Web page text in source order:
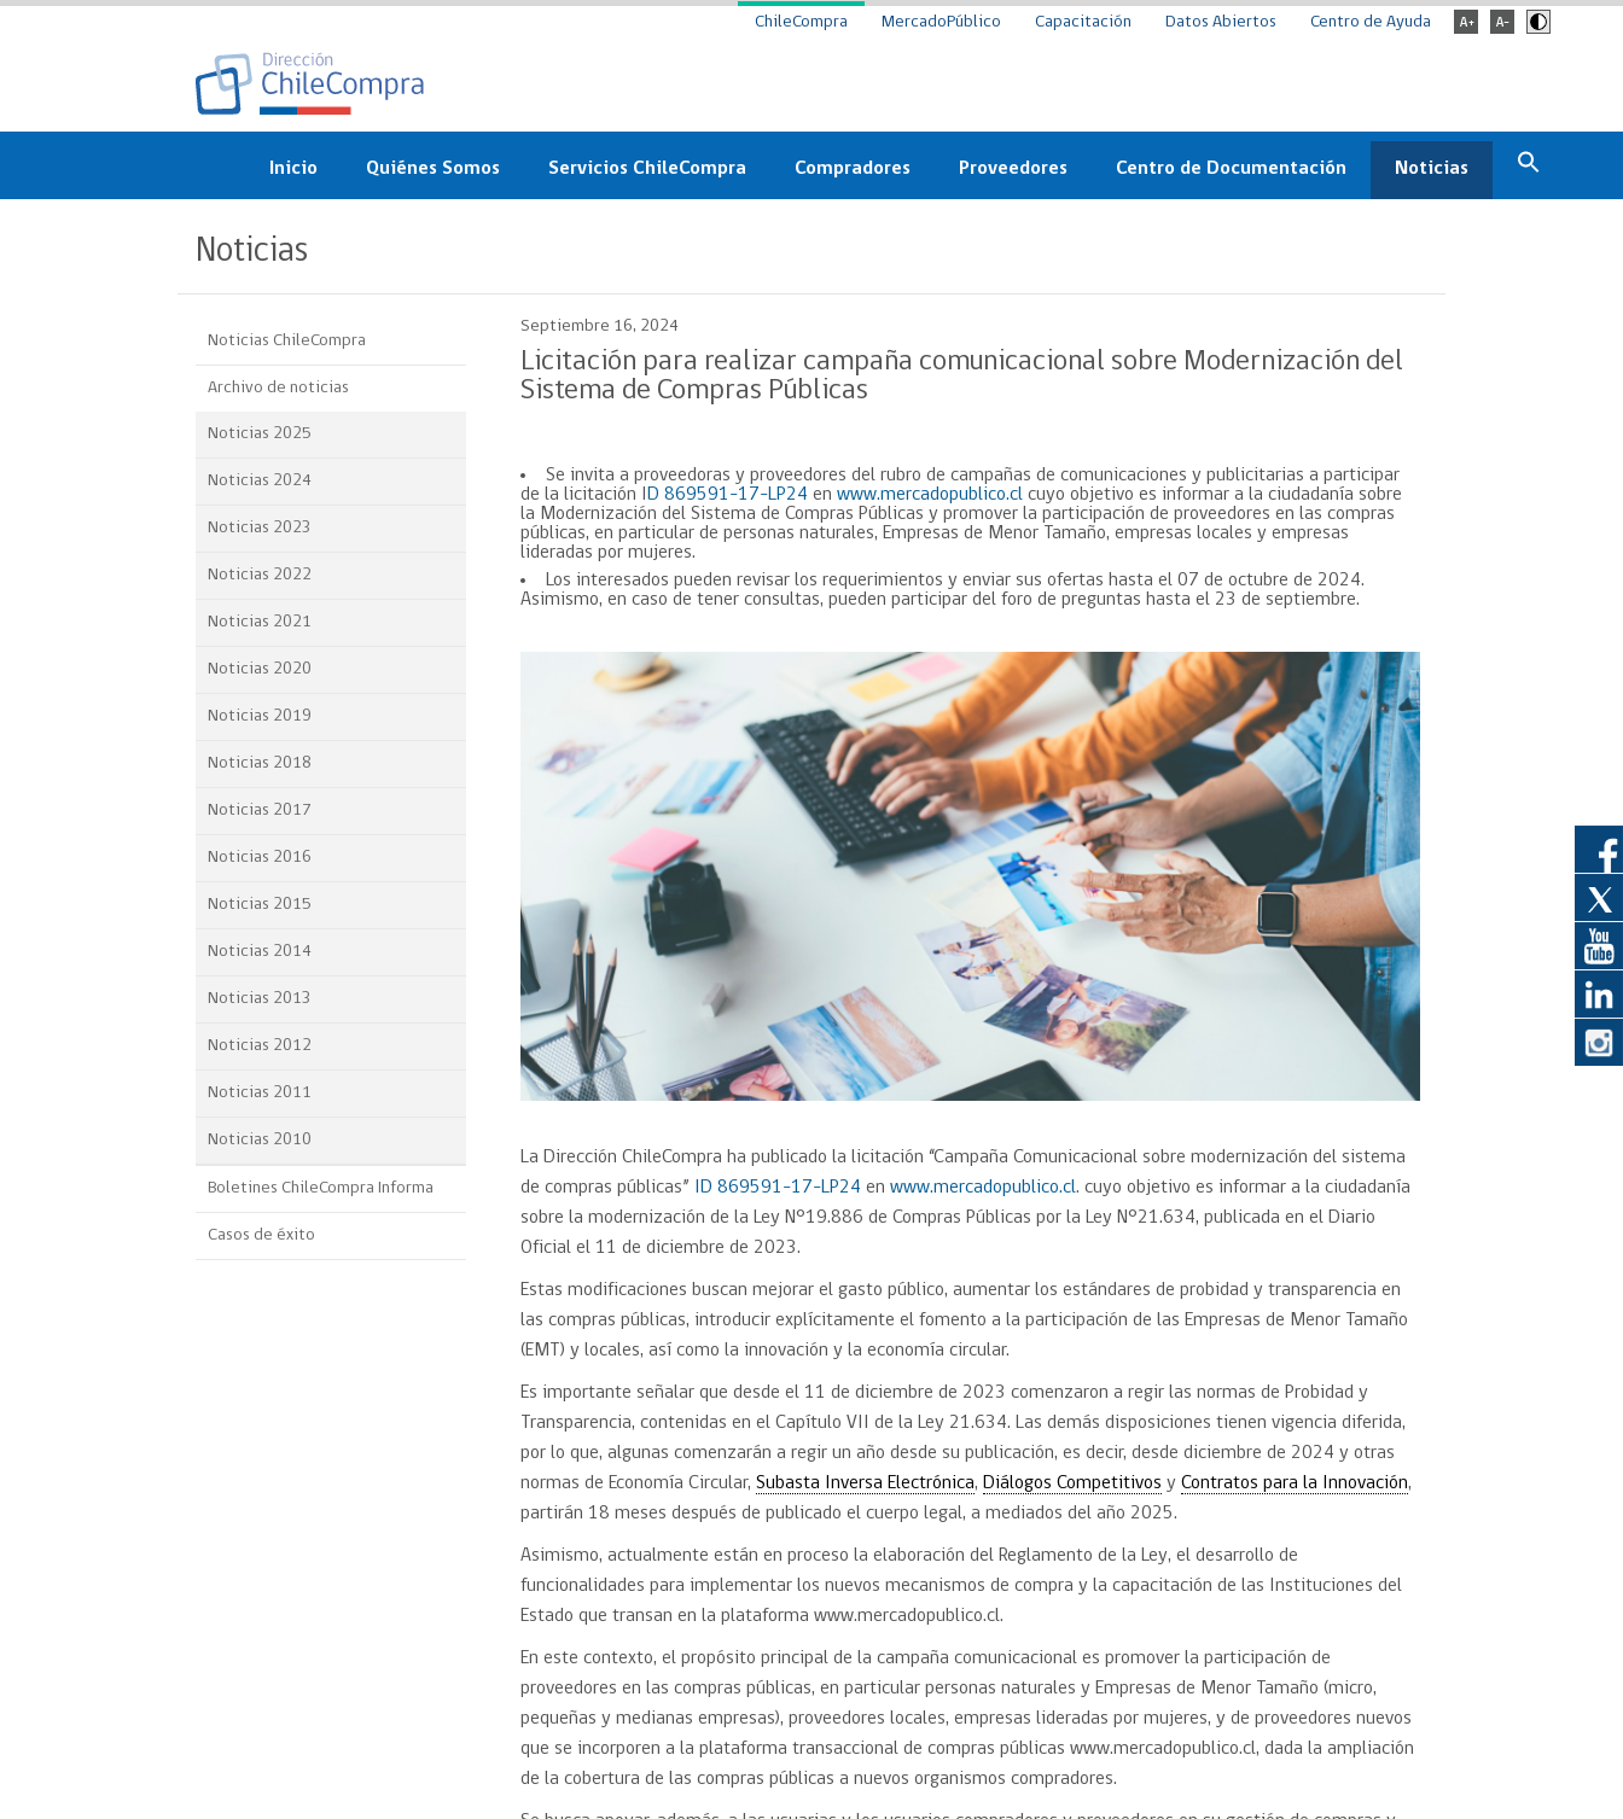
ChileCompra MercadoPúblico Capacitación Datos Abiertos Centro de Ayuda
Inicio Quiénes Somos
objetivos
Organigrama
Servicios ChileCompra
ChileCompra
Eficiencia
Capacitación ChileCompra:
Certificación competencias
Centro de Ayuda
Asesorías estratégicas
Datos Abiertos
API de Mercado Público
Ciberseguridad
Emergencias
Compradores
Circular
Compra Ágil
Tipos de Licitaciones
Convenio Marco
Compra Pública de
Innovación
Gestión de Contratos
Compras públicas con
perspectiva de género
Proveedores
Convenio Marco
Trato directo
Subasta inversa
Requisitos para obtener el
Sello Empresa Mujer
Centro de Documentación Noticias
Archivo de noticias
Boletines
ChileCompra
Noticias
Noticias ChileCompra
Archivo de noticias
Noticias 2025
Noticias 2024
Noticias 2023
Noticias 2022
Noticias 2021
Noticias 2020
Noticias 2019
Noticias 2018
Noticias 2017
Noticias 2016
Noticias 2015
Noticias 2014
Noticias 2013
Noticias 2012
Noticias 2011
Noticias 2010
Boletines ChileCompra Informa
Casos de éxito
Septiembre 16, 2024
Licitación para realizar campaña comunicacional sobre Modernización del
Sistema de Compras Públicas
Se invita a proveedoras y proveedores del rubro de campañas de comunicaciones y publicitarias a participar
de la licitación I D 869591-17-LP24 enwww.mercadopublico.cl cuyo objetivo es informar a la ciudadanía sobre
la Modernización del Sistema de Compras Públicas y promover la participación de proveedores en las compras
públicas, en particular de personas naturales, Empresas de Menor Tamaño, empresas locales y empresas
lideradas por mujeres.
Los interesados pueden revisar los requerimientos y enviar sus ofertas hasta el 07 de octubre de 2024.
Asimismo, en caso de tener consultas, pueden participar del foro de preguntas hasta el 23 de septiembre.
La Dirección ChileCompra ha publicado la licitación “Campaña Comunicacional sobre modernización del sistema
de compras públicas” ID 869591-17-LP24 enwww.mercadopublico.cl. cuyo objetivo es informar a la ciudadanía
sobre la modernización de la Ley N°19.886 de Compras Públicas por la Ley N°21.634, publicada en el Diario
Oficial el 11 de diciembre de 2023.
Estas modificaciones buscan mejorar el gasto público, aumentar los estándares de probidad y transparencia en
las compras públicas, introducir explícitamente el fomento a la participación de las Empresas de Menor Tamaño
(EMT) y locales, así como la innovación y la economía circular.
Es importante señalar que desde el 11 de diciembre de 2023 comenzaron a regir las normas de Probidad y
Transparencia, contenidas en el Capítulo VII de la Ley 21.634. Las demás disposiciones tienen vigencia diferida,
por lo que, algunas comenzarán a regir un año desde su publicación, es decir, desde diciembre de 2024 y otras
normas de Economía Circular,Subasta Inversa Electrónica,Diálogos Competitivos yContratos para la Innovación,
partirán 18 meses después de publicado el cuerpo legal, a mediados del año 2025.
Asimismo, actualmente están en proceso la elaboración del Reglamento de la Ley, el desarrollo de
funcionalidades para implementar los nuevos mecanismos de compra y la capacitación de las Instituciones del
Estado que transan en la plataforma www.mercadopublico.cl.
En este contexto, el propósito principal de la campaña comunicacional es promover la participación de
proveedores en las compras públicas, en particular personas naturales y Empresas de Menor Tamaño (micro,
pequeñas y medianas empresas), proveedores locales, empresas lideradas por mujeres, y de proveedores nuevos
que se incorporen a la plataforma transaccional de compras públicas www.mercadopublico.cl, dada la ampliación
de la cobertura de las compras públicas a nuevos organismos compradores.